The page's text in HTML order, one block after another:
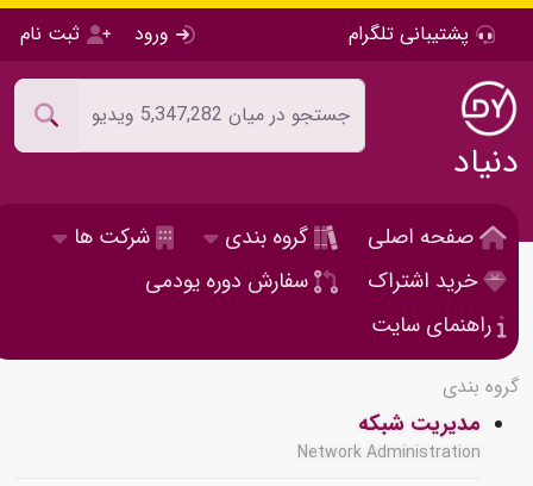
پشتیبانی تلگرام ورود ثبت نام
دنیاد
صفحه اصلی گروه بندی
شرکت ها
خرید اشتراک
سفارش دوره یودمی
راهنمای سایت
گروه بندی
مدیریت شبکه
Network Administration